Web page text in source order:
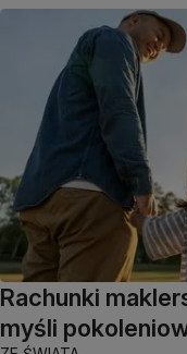
Rachunki
myśli